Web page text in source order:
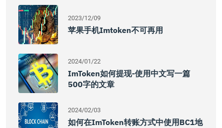
2023/12/09
苹果手机imtoken不可再用
2024/01/22
ImToken如何提现-使用中文写一篇
500字的文章
2024/02/03
如何在imToken转账方式中使用BC1地